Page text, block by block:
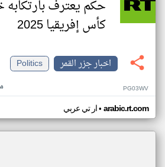
حكم يعترف
كأس إفريقيا 2025
اخبار جزر القمر
Politics
PG03WV
ار تي عربي• arabic.rt.com